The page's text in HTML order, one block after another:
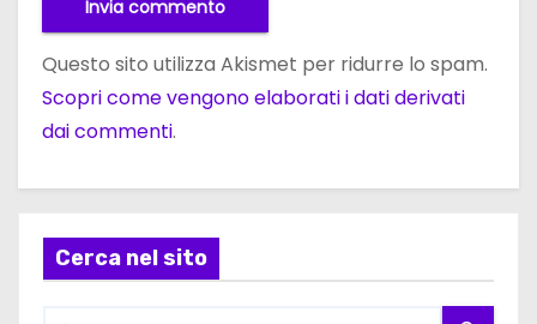
Questo sito utilizza Akismet per ridurre lo spam.
Scopri come vengono elaborati i dati derivati
dai commenti.
Cerca nel sito